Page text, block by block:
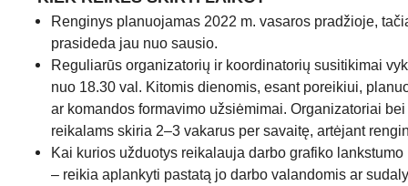
Renginys planuojamas 2022 m. vasaros pradžioje,
prasideda jau nuo sausio.
Reguliarūs organizatorių ir koordinatorių susitikimai
nuo 18.30 val. Kitomis dienomis, esant poreikiui,
ar komandos formavimo užsiėmimai. Organizatoriai
reikalams skiria 2–3 vakarus per savaitę, artėjant
Kai kurios užduotys reikalauja darbo grafiko
– reikia aplankyti pastatą jo darbo valandomis ar